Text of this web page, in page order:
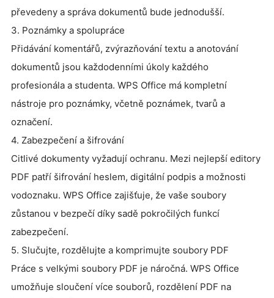
převedeny a správa dokumentů bude jednodušší.
3. Poznámky a spolupráce
Přidávání komentářů, zvýrazňování textu a anotování
dokumentů jsou každodenními úkoly každého
profesionála a studenta. WPS Office má kompletní
nástroje pro poznámky, včetně poznámek, tvarů a
označení.
4. Zabezpečení a šifrování
Citlivé dokumenty vyžadují ochranu. Mezi nejlepší editory
PDF patří šifrování heslem, digitální podpis a možnosti
vodoznaku. WPS Office zajišťuje, že vaše soubory
zůstanou v bezpečí díky sadě pokročilých funkcí
zabezpečení.
5. Slučujte, rozdělujte a komprimujte soubory PDF
Práce s velkými soubory PDF je náročná. WPS Office
umožňuje sloučení více souborů, rozdělení PDF na